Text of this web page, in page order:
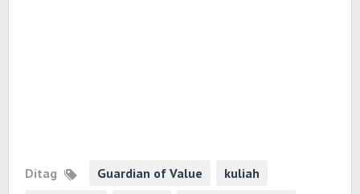
Ditag Guardian of Value
kuliah